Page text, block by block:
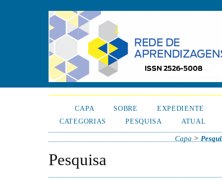
CAPA SOBRE
EXPEDIENTE
CATEGORIAS
PESQUISA ATUAL
Capa >
Pesquisa